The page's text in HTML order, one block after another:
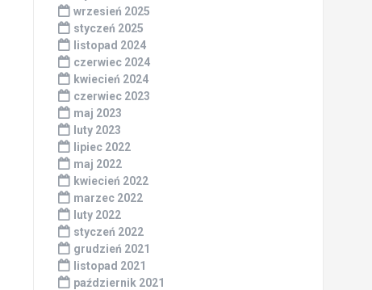
wrzesień 2025
styczeń 2025
listopad 2024
czerwiec 2024
kwiecień 2024
czerwiec 2023
maj 2023
luty 2023
lipiec 2022
maj 2022
kwiecień 2022
marzec 2022
luty 2022
styczeń 2022
grudzień 2021
listopad 2021
październik 2021